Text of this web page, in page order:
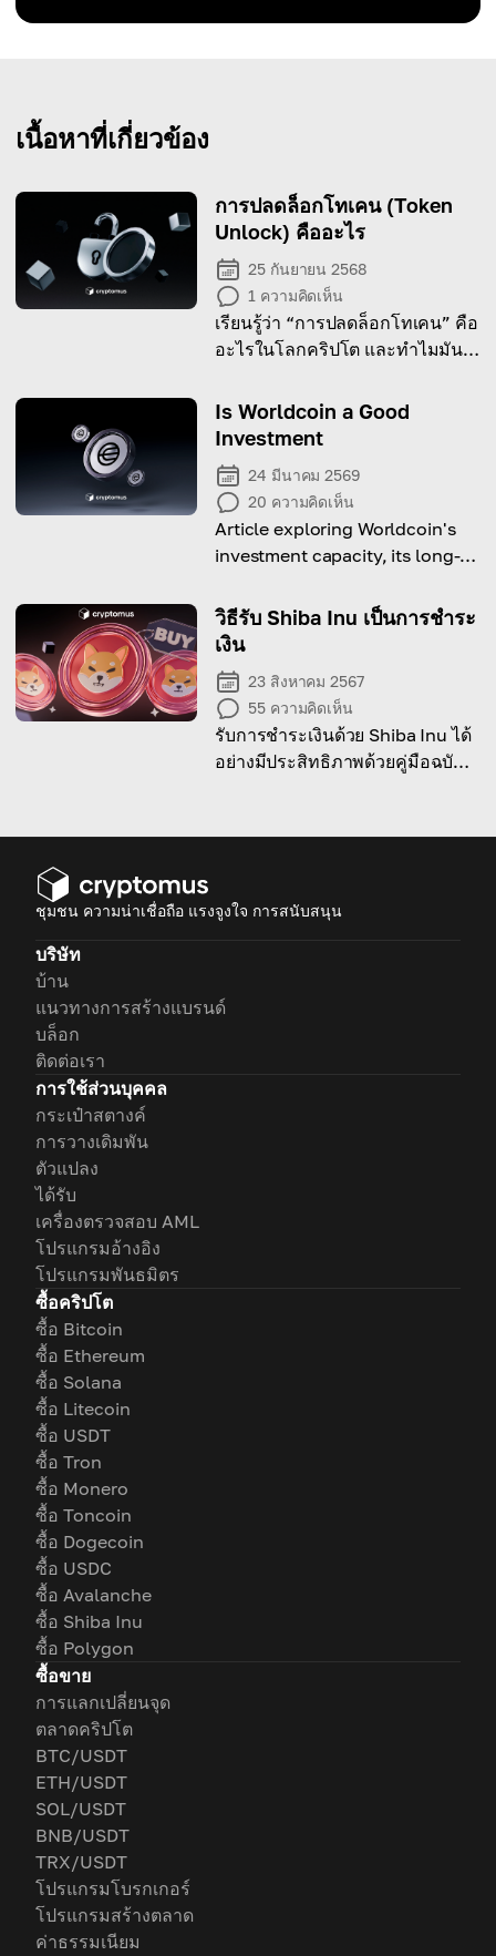
เนื้อหาที่เกี่ยวข้อง
การปลดล็อกโทเคน (Token
Unlock) คืออะไร
25 กันยายน 2568
1 ความคิดเห็น
เรียนรู้ว่า “การปลดล็อกโทเคน” คือ
อะไรในโลกคริปโต และทำไมมัน
ของตลาด
Is Worldcoin a Good
Investment
24 มีนาคม 2569
20 ความคิดเห็น
Article exploring Worldcoin's
investment capacity, its long-
and everything you need to
know before putting your
วิธีรับ Shiba Inu เป็นการชำระ
เงิน
23 สิงหาคม 2567
55 ความคิดเห็น
รับการชำระเงินด้วย Shiba Inu ได้
อย่างมีประสิทธิภาพด้วยคู่มือฉบับ
ชุมชน ความน่าเชื่อถือ แรงจูงใจ การสนับสนุน
บริษัท
บ้าน
แนวทางการสร้างแบรนด์
บล็อก
ติดต่อเรา
การใช้ส่วนบุคคล
กระเป๋าสตางค์
การวางเดิมพัน
ตัวแปลง
ได้รับ
เครื่องตรวจสอบ AML
โปรแกรมอ้างอิง
โปรแกรมพันธมิตร
ซื้อคริปโต
ซื้อ Bitcoin
ซื้อ Ethereum
ซื้อ Solana
ซื้อ Litecoin
ซื้อ USDT
ซื้อ Tron
ซื้อ Monero
ซื้อ Toncoin
ซื้อ Dogecoin
ซื้อ USDC
ซื้อ Avalanche
ซื้อ Shiba Inu
ซื้อ Polygon
ซื้อขาย
การแลกเปลี่ยนจุด
ตลาดคริปโต
BTC/USDT
ETH/USDT
SOL/USDT
BNB/USDT
TRX/USDT
โปรแกรมโบรกเกอร์
โปรแกรมสร้างตลาด
ค่าธรรมเนียม